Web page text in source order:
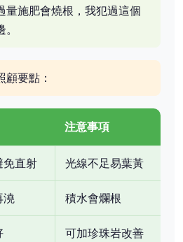
量施肥會燒根，我犯過這個
要點：
注意事項
免直射 光線不足易葉黃
澆 積水會爛根
可加珍珠岩改善